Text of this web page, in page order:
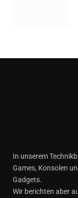
In unserem
Games, Konsolen
Gadgets.
Wir berichten aber